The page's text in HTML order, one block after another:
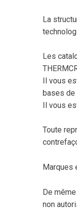
La
Les
Il vous
bases de
Il vous
Toute
Marques
De
non